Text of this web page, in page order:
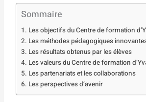
Sommaire
Les objectifs du Centre de formation
Les méthodes pédagogiques
Les résultats obtenus par les élèves
Les valeurs du Centre de formation
Les partenariats et les collaborations
Les perspectives d’avenir